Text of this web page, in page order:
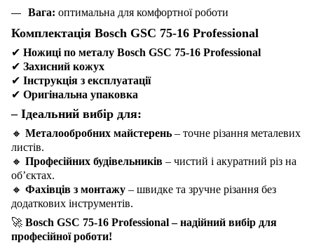
Вага: оптимальна для комфортної роботи
Комплектація Bosch GSC 75-16 Professional
✔ Ножиці по металу Bosch GSC 75-16 Professional
✔ Захисний кожух
✔ Інструкція з експлуатації
✔ Оригінальна упаковка
– Ідеальний вибір для:
🔸 Металообробних майстерень – точне різання металевих
листів.
🔸 Професійних будівельників – чистий і акуратний різ на
об’єктах.
🔸 Фахівців з монтажу – швидке та зручне різання без
додаткових інструментів.
🚀 Bosch GSC 75-16 Professional – надійний вибір для
професійної роботи!